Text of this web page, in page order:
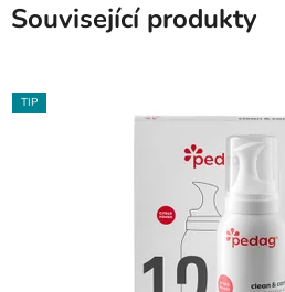
Související produkty
TIP